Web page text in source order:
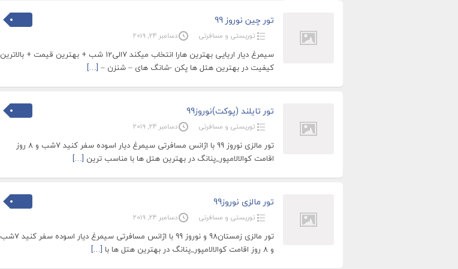
تور چین نوروز 99
توریستی و مسافرتی دسامبر 24, 2019
سیمرغ دیار اریایی بهترین هارا انتخاب میکند 7الی12 شب + بهترین قیمت + بالاترین
کیفیت در بهترین هتل ها پکن -شانگ های – شنزن – […]
تور تایلند (پوکت)نوروز99
توریستی و مسافرتی دسامبر 24, 2019
تور مالزی نوروز 99 با اژانس مسافرتی سیمرغ دیار اسوده سفر کنید 7شب و 8 روز
اقامت کوالالامپور_پنانگ در بهترین هتل ها با مناسب ترین […]
تور مالزی نوروز99
توریستی و مسافرتی دسامبر 24, 2019
تور مالزی زمستان98 و نوروز 99 با اژانس مسافرتی سیمرغ دیار اسوده سفر کنید 7شب
و 8 روز اقامت کوالالامپور_پنانگ در بهترین هتل ها با
[…]